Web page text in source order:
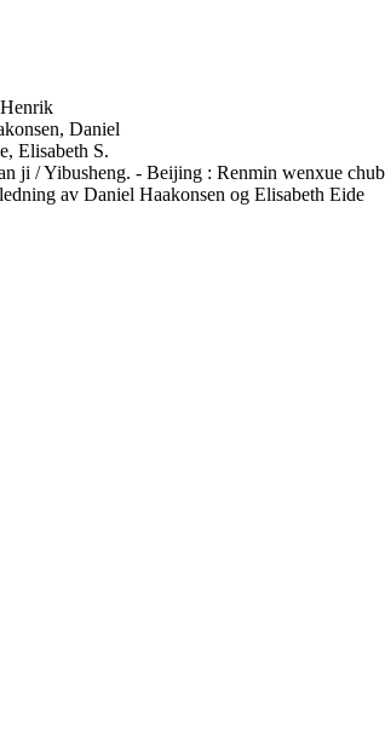
Daniel
Elisabeth S.
ji / Yibusheng. - Beijing : Renmin wenxue
av Daniel Haakonsen og Elisabeth Eide